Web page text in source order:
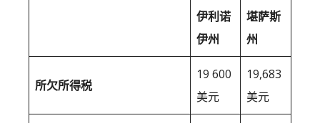
伊利诺
伊州
堪萨斯
州
所欠所得税
19 600
美元
19,683
美元